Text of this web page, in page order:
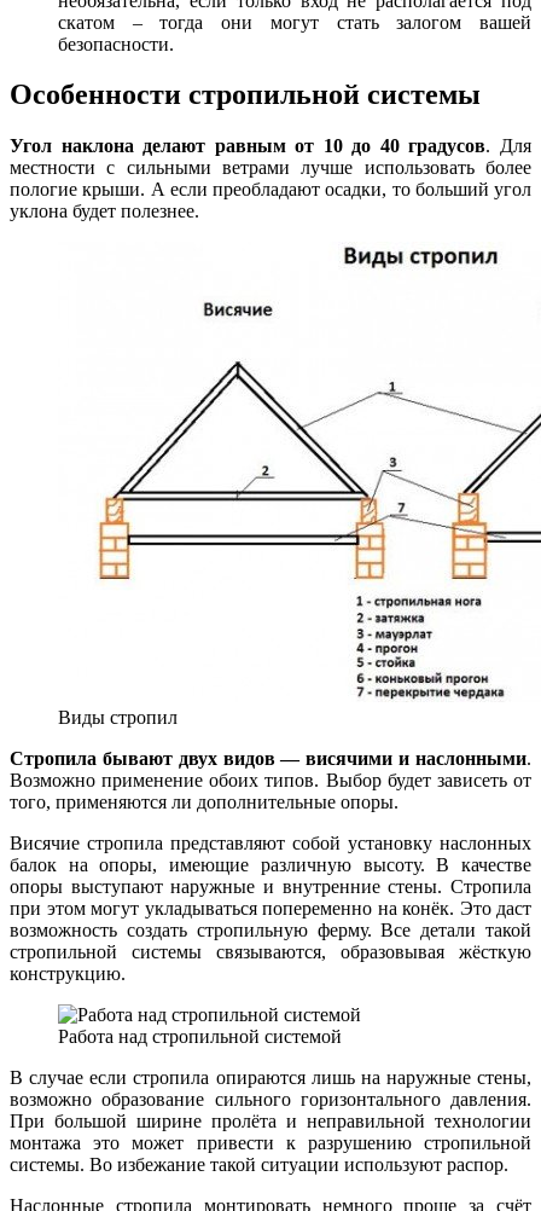
скатом – тогда они могут стать залогом вашей
безопасности.
Особенности стропильной системы
Угол наклона делают равным от 10 до 40 градусов. Для
местности с сильными ветрами лучше использовать более
пологие крыши. А если преобладают осадки, то больший угол
уклона будет полезнее.
Виды стропил
Стропила бывают двух видов — висячими и наслонными.
Возможно применение обоих типов. Выбор будет зависеть от
того, применяются ли дополнительные опоры.
Висячие стропила представляют собой установку наслонных
балок на опоры, имеющие различную высоту. В качестве
опоры выступают наружные и внутренние стены. Стропила
при этом могут укладываться попеременно на конёк. Это даст
возможность создать стропильную ферму. Все детали такой
стропильной системы связываются, образовывая жёсткую
конструкцию.
Работа над стропильной системой
В случае если стропила опираются лишь на наружные стены,
возможно образование сильного горизонтального давления.
При большой ширине пролёта и неправильной технологии
монтажа это может привести к разрушению стропильной
системы. Во избежание такой ситуации используют распор.
Наслонные стропила монтировать немного проще за счёт